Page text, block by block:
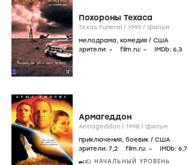
Похороны Техаса
Texas Funeral / 1999 / фильм
мелодрама, комедия / США
зрители: – film.ru: – IMDb: 6,3
Армагеддон
Armageddon / 1998 / фильм
приключения, боевик / США
зрители: 7,2 film.ru: – IMDb: 6,7
НАЧАЛЬНЫЙ УРОВЕНЬ